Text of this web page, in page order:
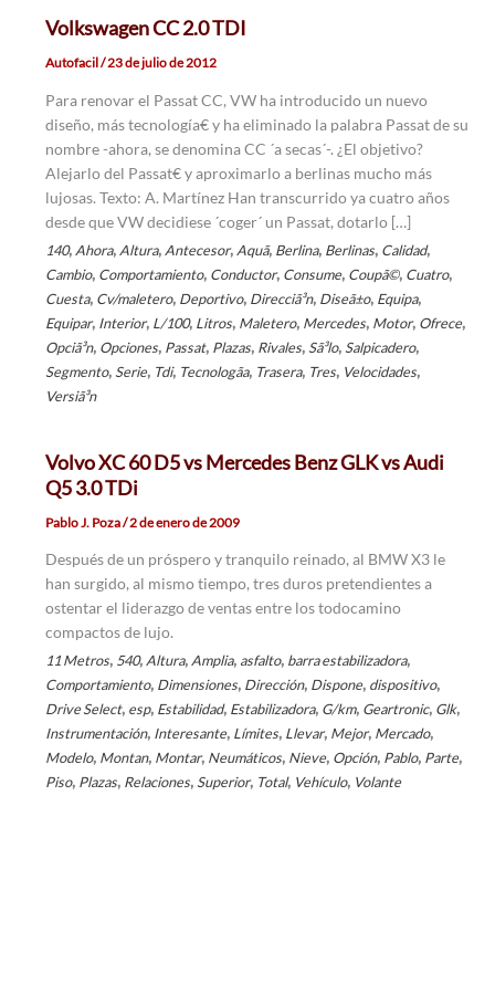
Volkswagen CC 2.0 TDI
Autofacil/23 de julio de 2012
Para renovar el Passat CC, VW ha introducido un nuevo
diseño, más tecnología€ y ha eliminado la palabra Passat de su
nombre -ahora, se denomina CC ´a secas´-. ¿El objetivo?
Alejarlo del Passat€ y aproximarlo a berlinas mucho más
lujosas. Texto: A. Martínez Han transcurrido ya cuatro años
desde que VW decidiese ´coger´ un Passat, dotarlo […]
140, Ahora, Altura, Antecesor, Aquã­, Berlina, Berlinas, Calidad,
Cambio, Comportamiento, Conductor, Consume, Coupã©, Cuatro,
Cuesta, Cv/maletero, Deportivo, Direcciã³n, Diseã±o, Equipa,
Equipar, Interior, L/100, Litros, Maletero, Mercedes, Motor, Ofrece,
Opciã³n, Opciones, Passat, Plazas, Rivales, Sã³lo, Salpicadero,
Segmento, Serie, Tdi, Tecnologã­a, Trasera, Tres, Velocidades,
Versiã³n
Volvo XC 60 D5 vs Mercedes Benz GLK vs Audi
Q5 3.0 TDi
Pablo J. Poza/2 de enero de 2009
Después de un próspero y tranquilo reinado, al BMW X3 le
han surgido, al mismo tiempo, tres duros pretendientes a
ostentar el liderazgo de ventas entre los todocamino
compactos de lujo.
11 Metros, 540, Altura, Amplia, asfalto, barra estabilizadora,
Comportamiento, Dimensiones, Dirección, Dispone, dispositivo,
Drive Select, esp, Estabilidad, Estabilizadora, G/km, Geartronic, Glk,
Instrumentación, Interesante, Límites, Llevar, Mejor, Mercado,
Modelo, Montan, Montar, Neumáticos, Nieve, Opción, Pablo, Parte,
Piso, Plazas, Relaciones, Superior, Total, Vehículo, Volante